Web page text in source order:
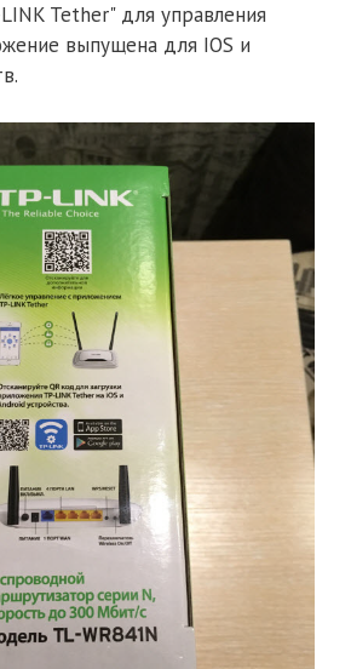
Tether" для управления
выпущена для IOS и